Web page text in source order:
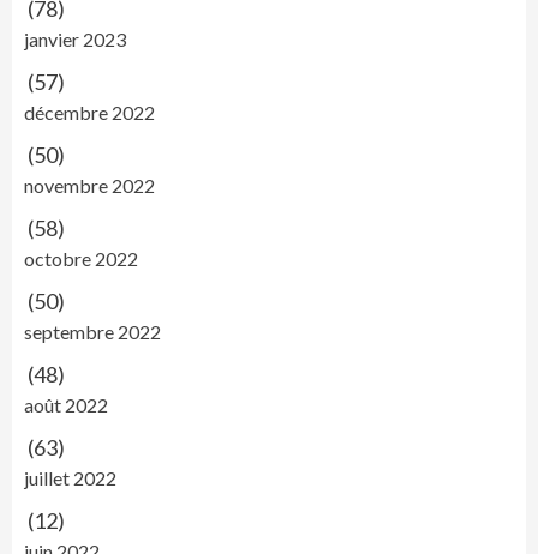
(78)
janvier 2023
(57)
décembre 2022
(50)
novembre 2022
(58)
octobre 2022
(50)
septembre 2022
(48)
août 2022
(63)
juillet 2022
(12)